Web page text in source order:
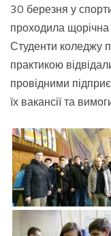
30 березня у
проходила щорічна
Студенти коледжу
практикою
провідними
їх вакансії та